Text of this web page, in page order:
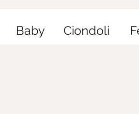
Baby Ciondoli